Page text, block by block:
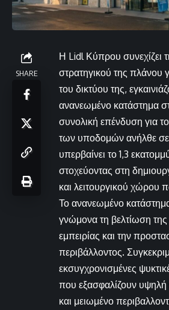
SHARE
Η Lidl Κύπρου συνεχίζει
στρατηγικού της πλάνου
του δικτύου της,
ανανεωμένο κατάστημα
συνολική επένδυση για
των υποδομών ανήλθε
υπερβαίνει το 1,3
στοχεύοντας στη
και λειτουργικού χώρου
Το ανανεωμένο κατάστημα
γνώμονα τη βελτίωση της
εμπειρίας και την
περιβάλλοντος.
εκσυγχρονισμένες
που εξασφαλίζουν
και μειωμένο